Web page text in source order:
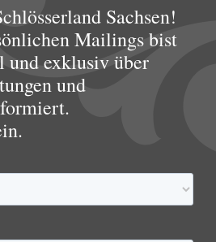
Sachsen!
Mailings bist
exklusiv über
und